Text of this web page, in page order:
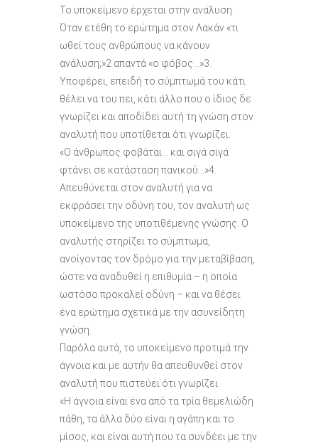
Το υποκείμενο έρχεται στην ανάλυση.
Όταν ετέθη το ερώτημα στον Λακάν «τι
ωθεί τους ανθρώπους να κάνουν
ανάλυση;»2 απαντά «ο φόβος…»3.
Υποφέρει, επειδή το σύμπτωμά του κάτι
θέλει να του πει, κάτι άλλο που ο ίδιος δε
γνωρίζει και αποδίδει αυτή τη γνώση στον
αναλυτή που υποτίθεται ότι γνωρίζει.
«Ο άνθρωπος φοβάται… και σιγά σιγά
φτάνει σε κατάσταση πανικού…»4.
Απευθύνεται στον αναλυτή για να
εκφράσει την οδύνη του, τον αναλυτή ως
υποκείμενο της υποτιθέμενης γνώσης. Ο
αναλυτής στηρίζει το σύμπτωμα,
ανοίγοντας τον δρόμο για την μεταβίβαση,
ώστε να αναδυθεί η επιθυμία – η οποία
ωστόσο προκαλεί οδύνη – και να θέσει
ένα ερώτημα σχετικά με την ασυνείδητη
γνώση.
Παρόλα αυτά, το υποκείμενο προτιμά την
άγνοια και με αυτήν θα απευθυνθεί στον
αναλυτή που πιστεύει ότι γνωρίζει.
«Η άγνοια είναι ένα από τα τρία θεμελιώδη
πάθη, τα άλλα δύο είναι η αγάπη και το
μίσος, και είναι αυτή που τα συνδέει με την